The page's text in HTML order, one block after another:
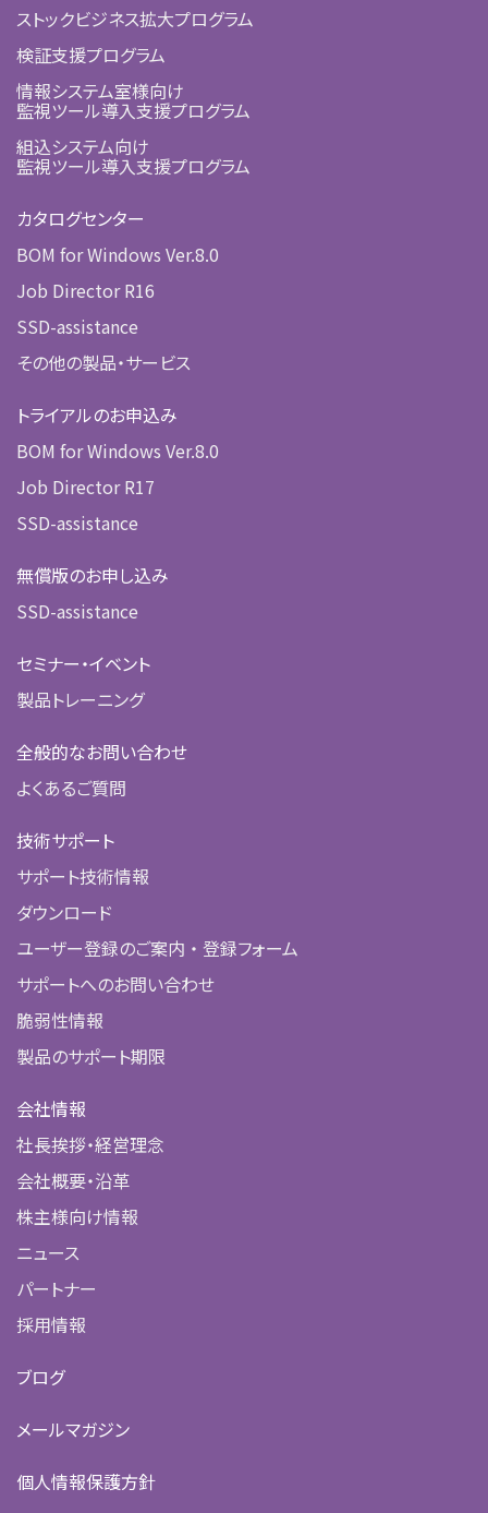
ストックビジネス拡大プログラム
検証支援プログラム
情報システム室様向け
監視ツール導入支援プログラム
組込システム向け
監視ツール導入支援プログラム
カタログセンター
BOM for Windows Ver.8.0
Job Director R16
SSD-assistance
その他の製品・サービス
トライアルのお申込み
BOM for Windows Ver.8.0
Job Director R17
SSD-assistance
無償版のお申し込み
SSD-assistance
セミナー・イベント
製品トレーニング
全般的なお問い合わせ
よくあるご質問
技術サポート
サポート技術情報
ダウンロード
ユーザー登録のご案内 ・ 登録フォーム
サポートへのお問い合わせ
脆弱性情報
製品のサポート期限
会社情報
社長挨拶・経営理念
会社概要・沿革
株主様向け情報
ニュース
パートナー
採用情報
ブログ
メールマガジン
個人情報保護方針